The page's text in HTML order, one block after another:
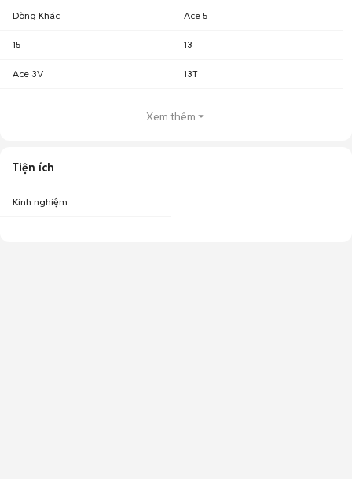
Dòng Khác Ace 5
15 13
Ace 3V 13T
Xem thêm
Tiện ích
Kinh nghiệm